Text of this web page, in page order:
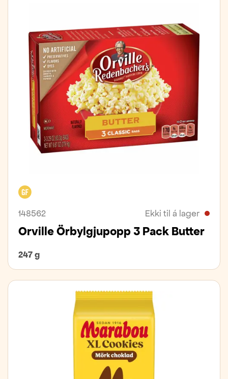
148562 Ekki til á lager
Orville Örbylgjupopp 3 Pack Butter
247 g